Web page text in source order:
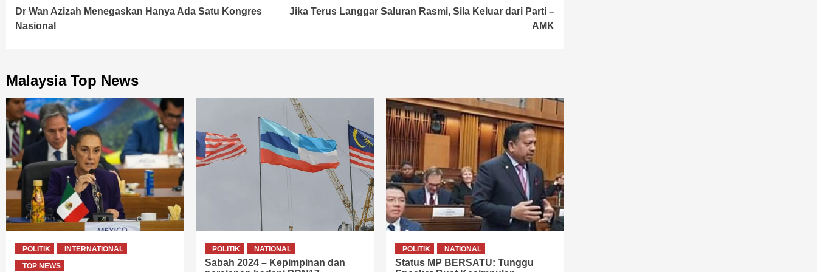
Reading
Dr Wan Azizah Menegaskan Hanya Ada Satu Kongres
Nasional
Jika Terus Langgar Saluran Rasmi, Sila Keluar dari Parti –
AMK
Malaysia Top News
POLITIK
INTERNATIONAL
TOP NEWS
POLITIK NATIONAL
Sabah 2024 – Kepimpinan dan
POLITIK NATIONAL
Status MP BERSATU: Tunggu